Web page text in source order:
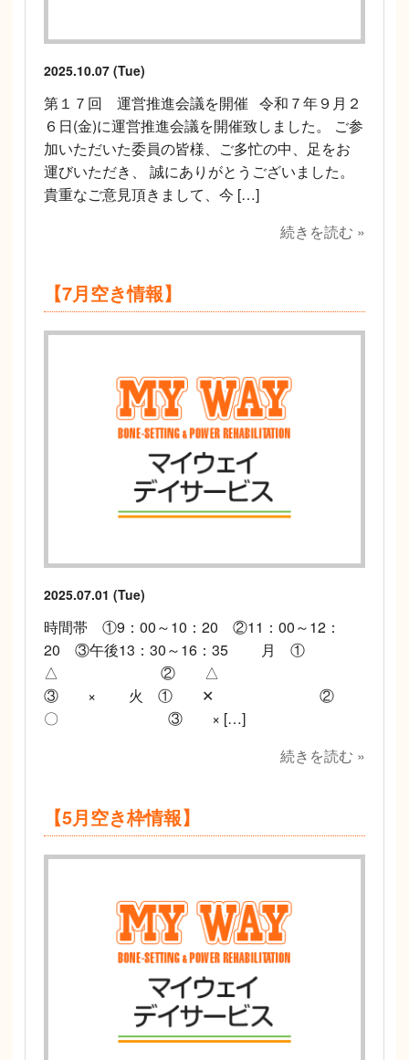
2025.10.07 (Tue)
第１７回 運営推進会議を開催 令和７年９月２
６日(金)に運営推進会議を開催致しました。 ご参
加いただいた委員の皆様、ご多忙の中、足をお
運びいただき、 誠にありがとうございました。
貴重なご意見頂きまして、今 […]
続きを読む »
【7月空き情報】
2025.07.01 (Tue)
時間帯 ①9：00～10：20 ②11：00～12：
20 ③午後13：30～16：35 月 ①
△ ② △
③ × 火 ① ✕ ②
〇 ③ × […]
続きを読む »
【5月空き枠情報】